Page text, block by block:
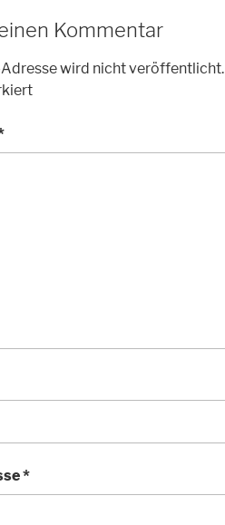
Kommentar
Adresse wird nicht veröffentlicht.
*